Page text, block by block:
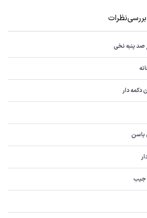
نظرات
صد پنبه نخی
دکمه دار
باسن
جیب